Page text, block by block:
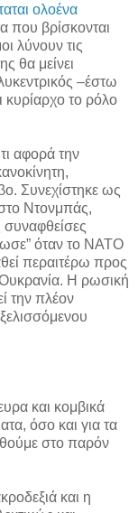
ολοένα
που βρίσκονται
λύνουν τις
θα μείνει
–έστω
κυρίαρχο το ρόλο
αφορά την
Συνεχίστηκε ως
Ντονμπάς,
συναφθείσες
όταν το ΝΑΤΟ
περαιτέρω προς
Η ρωσική
την πλέον
και κομβικά
όσο και για τα
στο παρόν
και η